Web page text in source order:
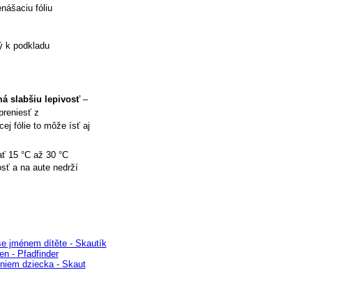
fóliu
k podkladu
slabšiu lepivosť–
z
fólie to môže ísť aj
15 °C až 30 °C
a na aute nedrží
jménem dítěte - Skautík
- Pfadfinder
dziecka - Skaut